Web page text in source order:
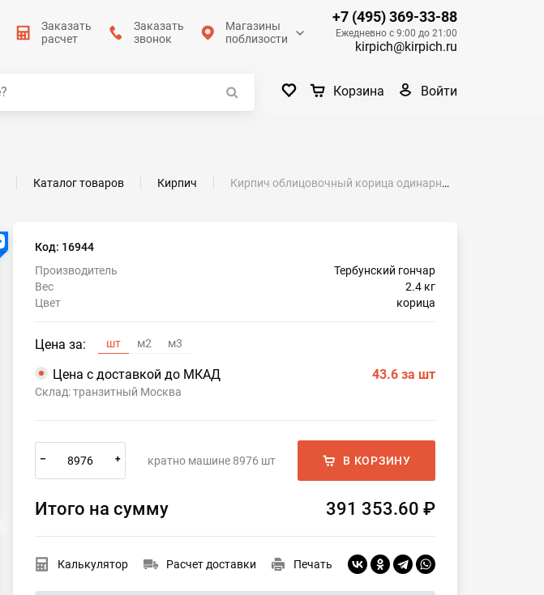
Заказать
расчет
Заказать
звонок
Магазины
поблизости
+7 (495) 369-33-88
Ежедневно с 9:00 до 21:00
kirpich@kirpich.ru
Корзина Войти
Каталог товаров Кирпич Кирпич облицовочный корица одинарный кора дуба М-200 Липецк
Код: 16944
Производитель
Тербунский гончар
Вес
2.4 кг
Цвет
корица
Цена за: шт м2 м3
Цена с доставкой до МКАД 43.6 за шт
Склад: транзитный Москва
– + кратно машине 8976 шт В КОРЗИНУ
Итого на сумму 391 353.60 ₽
Калькулятор Расчет доставки Печать